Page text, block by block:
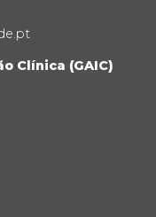
Clínica (GAIC)